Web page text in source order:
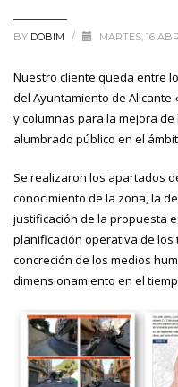
BY DOBIM / MARTES, 16
Nuestro cliente queda entre
del Ayuntamiento de Alicante
y columnas para la mejora
alumbrado público en el
Se realizaron los apartados
conocimiento de la zona, la
justificación de la propuesta
planificación operativa de
concreción de los medios
dimensionamiento en el